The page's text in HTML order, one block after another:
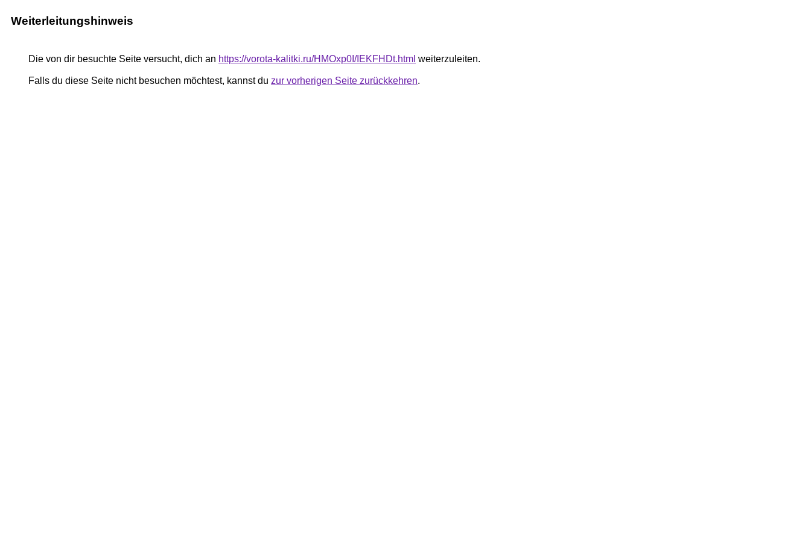
Weiterleitungshinweis
Die von dir besuchte Seite versucht, dich an https://vorota-kalitki.ru/HMOxp0I/IEKFHDt.html weiterzuleiten.
Falls du diese Seite nicht besuchen möchtest, kannst du zur vorherigen Seite zurückkehren.